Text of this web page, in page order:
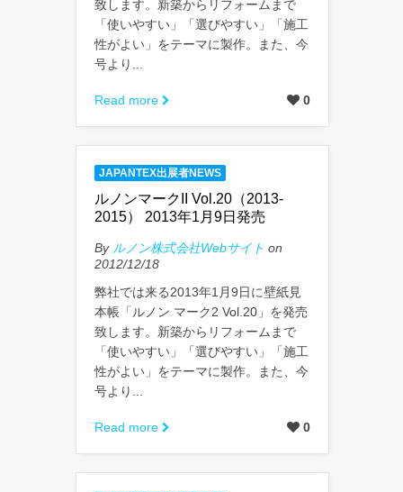
致します。新築からリフォームまで
「使いやすい」「選びやすい」「施工
性がよい」をテーマに製作。また、今
号より...
Read more 0
JAPANTEX出展者NEWS
ルノンマークII Vol.20（2013-
2015） 2013年1月9日発売
By ルノン株式会社Webサイト on
2012/12/18
弊社では来る2013年1月9日に壁紙見
本帳「ルノン マーク2 Vol.20」を発売
致します。新築からリフォームまで
「使いやすい」「選びやすい」「施工
性がよい」をテーマに製作。また、今
号より...
Read more 0